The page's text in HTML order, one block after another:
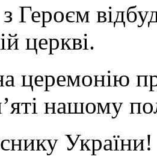
Героєм
церкві.
церемонію
нашому